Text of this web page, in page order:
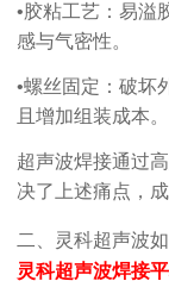
•胶粘工艺：易溢
感与气密性。
•螺丝固定：破坏
且增加组装成本。
超声波焊接通过
决了上述痛点，
二、灵科超声波
灵科超声波焊接